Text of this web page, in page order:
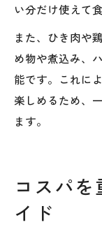
い分だけ使えて
また、ひき肉や
め物や煮込み、
能です。これに
楽しめるため、
ます。
コスパ
イド